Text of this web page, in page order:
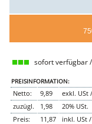
WURSTTORTE
Hundefutter
trocken
Barf-Zusätze
Katzenfutter
Gutschein kaufen
sofort verfügbar /
PREISINFORMATION:
Netto: 9,89
exkl. USt
zuzügl.
1,98
20% USt.
Preis:
11,87
inkl. USt